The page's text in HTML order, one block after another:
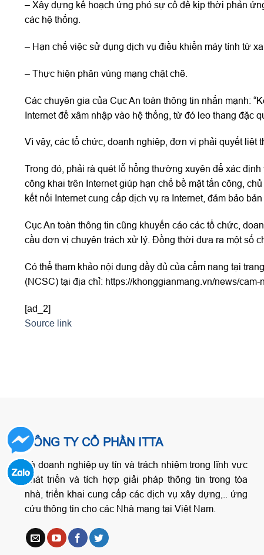
– Xây dựng kế hoạch ứng phó sự cố để kịp thời phản
các hệ thống.
– Hạn chế việc sử dụng dịch vụ điều khiển máy tính từ xa.
– Thực hiện phân vùng mạng chặt chẽ.
Các chuyên gia của Cục An toàn thông tin nhấn mạnh:
Internet để xâm nhập vào hệ thống, từ đó leo thang đặc
Vì vậy, các tổ chức, doanh nghiệp, đơn vị phải quyết liệt
Trong đó, phải rà quét lỗ hổng thường xuyên để xác
công khai trên Internet giúp hạn chế bề mặt tấn công,
kết nối Internet cung cấp dịch vụ ra Internet, đảm bảo
Cục An toàn thông tin cũng khuyến cáo các tổ chức,
cầu đơn vị chuyên trách xử lý. Đồng thời đưa ra một số
Có thể tham khảo nội dung đầy đủ của cẩm nang tại
(NCSC) tại địa chỉ: https://khonggianmang.vn/news/
[ad_2]
Source link
CÔNG TY CỔ PHẦN ITTA
Là doanh nghiệp uy tín và trách nhiệm trong lĩnh vực
phát triển và tích hợp giải pháp thông tin trong tòa
nhà, triển khai cung cấp các dịch vụ xây dựng,.. ứng
cứu thông tin cho các Nhà mạng tại Việt Nam.